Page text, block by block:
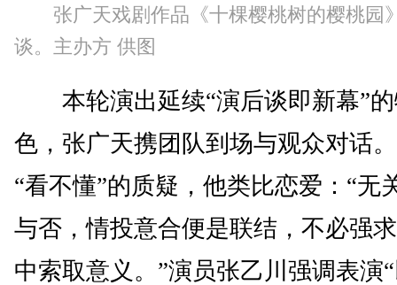
张广天戏剧作品《十棵樱桃树的樱桃园
谈。主办方 供图
本轮演出延续“演后谈即新幕”
色，张广天携团队到场与观众对话
“看不懂”的质疑，他类比恋爱：“无
与否，情投意合便是联结，不必强
中索取意义。”演员张乙川强调表演